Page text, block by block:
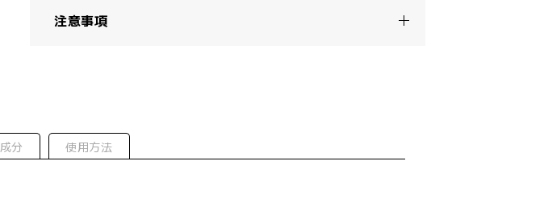
注意事項
成分 使用方法